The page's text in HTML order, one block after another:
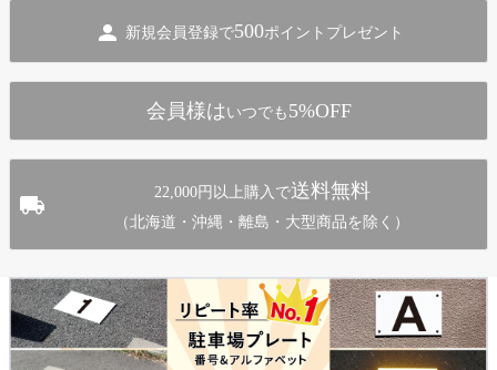
新規会員登録で500ポイントプレゼント
会員様は いつでも 5%OFF
22,000円以上購入で送料無料
（北海道・沖縄・離島・大型商品を除く）